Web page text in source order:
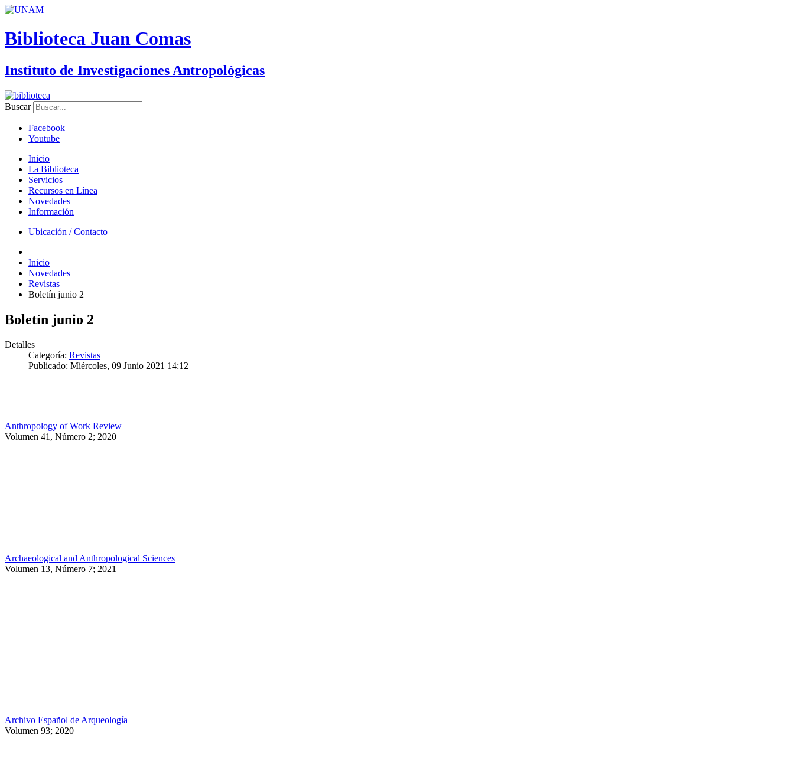
Biblioteca Juan Comas
Instituto de Investigaciones Antropológicas
Buscar
Facebook
Youtube
Inicio
La Biblioteca
Servicios
Recursos en Línea
Novedades
Información
Ubicación / Contacto
Inicio
Novedades
Revistas
Boletín junio 2
Boletín junio 2
Detalles
Categoría: Revistas
Publicado: Miércoles, 09 Junio 2021 14:12
Anthropology of Work Review
Volumen 41, Número 2; 2020
Archaeological and Anthropological Sciences
Volumen 13, Número 7; 2021
Archivo Español de Arqueología
Volumen 93; 2020